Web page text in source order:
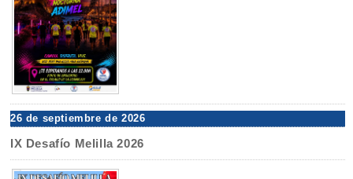
26 de septiembre de 2026
IX Desafío Melilla 2026